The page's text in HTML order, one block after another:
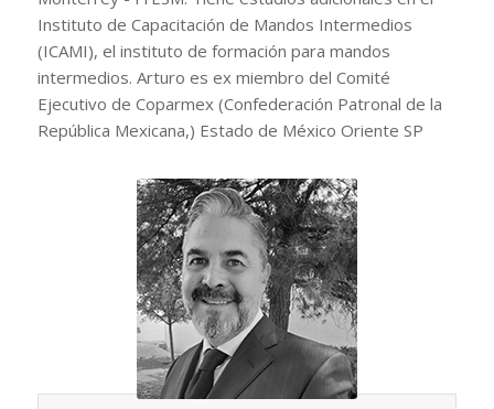
Instituto de Capacitación de Mandos Intermedios
(ICAMI), el instituto de formación para mandos
intermedios. Arturo es ex miembro del Comité
Ejecutivo de Coparmex (Confederación Patronal de la
República Mexicana,) Estado de México Oriente SP